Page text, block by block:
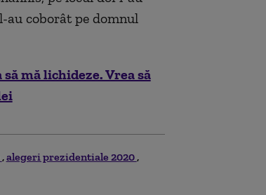
au coborât pe domnul
mă lichideze. Vrea să
alegeri prezidentiale 2020